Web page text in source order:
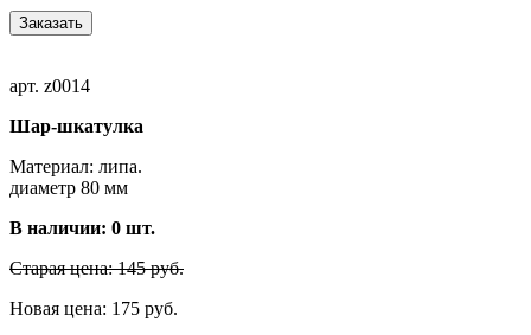
Заказать
арт. z0014
Шар-шкатулка
Материал: липа.
диаметр 80 мм
В наличии: 0 шт.
Старая цена: 145 руб.
Новая цена: 175 руб.